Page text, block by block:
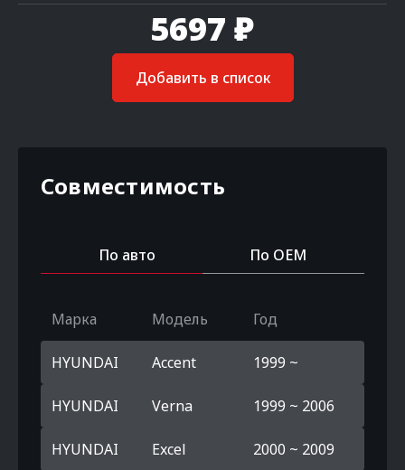
5697 ₽
Добавить в список
Совместимость
По авто По OEM
Марка Модель Год
HYUNDAI Accent 1999 ~
HYUNDAI Verna 1999 ~ 2006
HYUNDAI Excel 2000 ~ 2009